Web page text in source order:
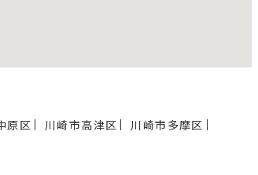
原区 川崎市高津区
川崎市多摩区